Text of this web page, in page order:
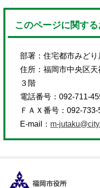
このページに関す
部署：住宅都市みど
住所：福岡市中央区
３階
電話番号：092-711-
ＦＡＸ番号：092-733-
E-mail： m-